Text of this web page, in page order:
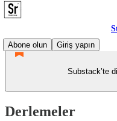
Abone olun
Giriş yapın
Substack’te
Derlemeler